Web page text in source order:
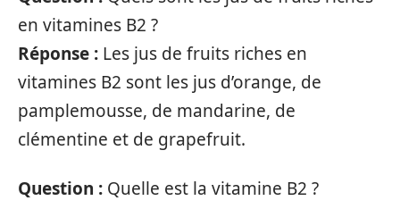
en vitamines B2 ?
Réponse : Les jus de fruits riches en
vitamines B2 sont les jus d’orange, de
pamplemousse, de mandarine, de
clémentine et de grapefruit.
Question : Quelle est la vitamine B2 ?